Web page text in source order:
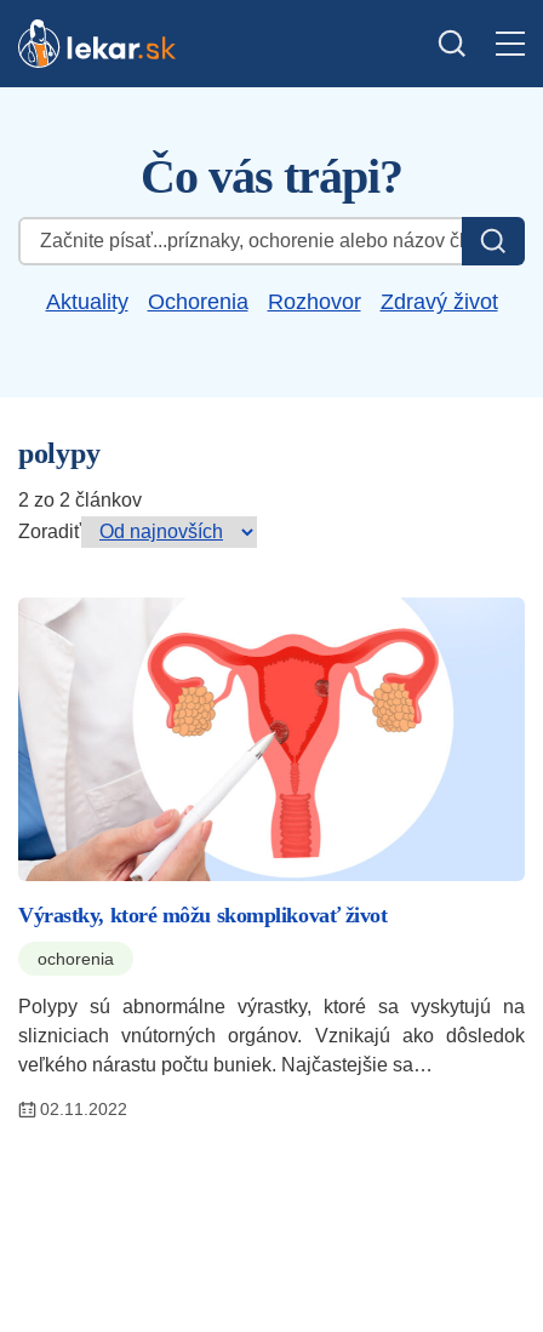
Čo vás trápi?
Hľadať:
Aktuality Ochorenia Rozhovor Zdravý život
polypy
2 zo 2 článkov
Zoradiť
Výrastky, ktoré môžu skomplikovať život
ochorenia
Polypy sú abnormálne výrastky, ktoré sa vyskytujú na
slizniciach vnútorných orgánov. Vznikajú ako dôsledok
veľkého nárastu počtu buniek. Najčastejšie sa…
02.11.2022